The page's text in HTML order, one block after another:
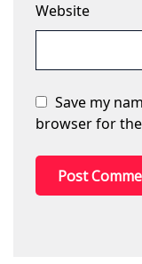
Website
Save my
browser for